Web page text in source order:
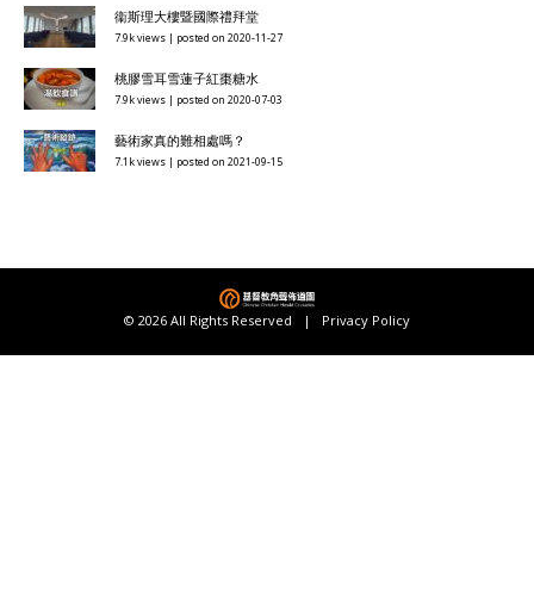
衞斯理大樓暨國際禮拜堂
7.9k views posted on 2020-11-27
桃膠雪耳雪蓮子紅棗糖水
7.9k views posted on 2020-07-03
藝術家真的難相處嗎？
7.1k views posted on 2021-09-15
© 2026 All Rights Reserved | Privacy Policy